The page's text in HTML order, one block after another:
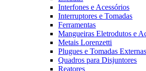
Interfones e Acessórios
Interruptores e Tomadas
Ferramentas
Mangueiras Eletrodutos e
Metais Lorenzetti
Plugues e Tomadas Externas
Quadros para Disjuntores
Reatores